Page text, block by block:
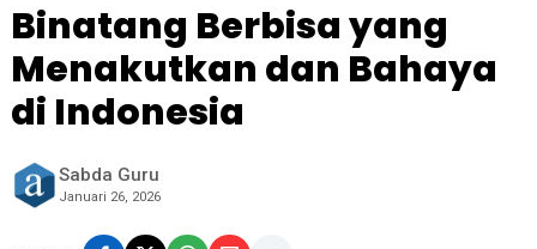
Binatang Berbisa yang
Menakutkan dan Bahaya
di Indonesia
Sabda Guru
Januari 26, 2026